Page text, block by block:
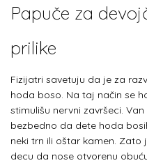
Papuče za
prilike
Fizijatri savetuju da je za
hoda boso. Na taj način se
stimulišu nervni završeci.
bezbedno da dete hoda
neki trn ili oštar kamen.
decu da nose otvorenu